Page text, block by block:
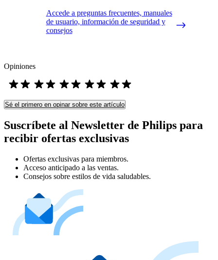
Accede a preguntas frecuentes, manuales
de usuario, información de seguridad y
consejos
Opiniones
Sé el primero en opinar sobre este artículo
Suscríbete al Newsletter de Philips para
recibir ofertas exclusivas
Ofertas exclusivas para miembros.
Acceso anticipado a las ventas.
Consejos sobre estilos de vida saludables.